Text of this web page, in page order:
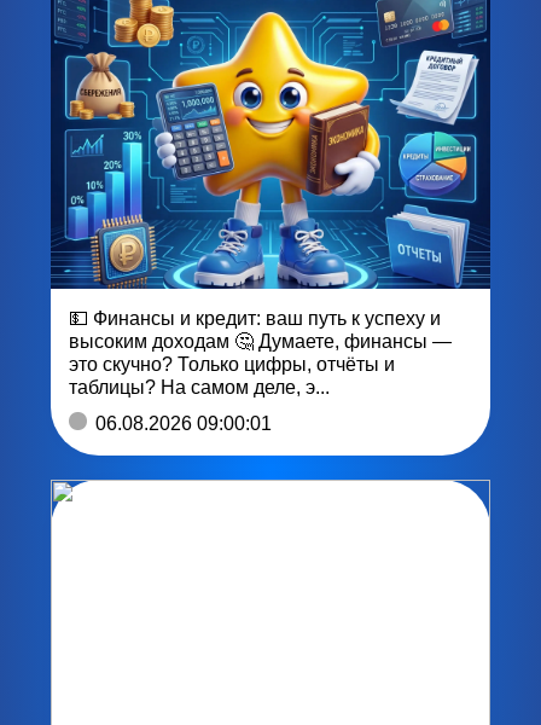
💵 Финансы и кредит: ваш путь к успеху и
высоким доходам 🤔 Думаете, финансы —
это скучно? Только цифры, отчёты и
таблицы? На самом деле, э...
06.08.2026 09:00:01